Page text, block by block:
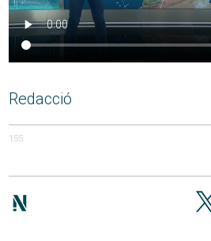
Redacció
155